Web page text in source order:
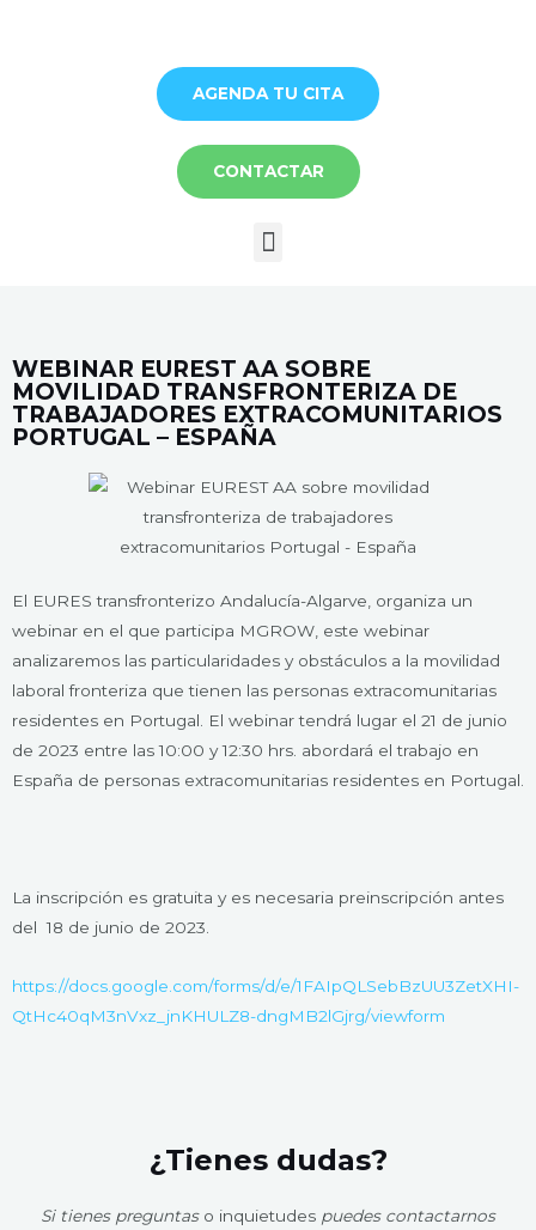
AGENDA TU CITA
CONTACTAR
Menú
WEBINAR EUREST AA SOBRE
MOVILIDAD TRANSFRONTERIZA DE
TRABAJADORES EXTRACOMUNITARIOS
PORTUGAL – ESPAÑA
El EURES transfronterizo Andalucía-Algarve, organiza un
webinar en el que participa MGROW, este webinar
analizaremos las particularidades y obstáculos a la movilidad
laboral fronteriza que tienen las personas extracomunitarias
residentes en Portugal. El webinar tendrá lugar el 21 de junio
de 2023 entre las 10:00 y 12:30 hrs. abordará el trabajo en
España de personas extracomunitarias residentes en Portugal.
La inscripción es gratuita y es necesaria preinscripción antes
del 18 de junio de 2023.
https://docs.google.com/forms/d/e/1FAIpQLSebBzUU3ZetXHI-
QtHc40qM3nVxz_jnKHULZ8-dngMB2lGjrg/viewform
¿Tienes dudas?
Si tienes preguntaso inquietudes puedes contactarnos